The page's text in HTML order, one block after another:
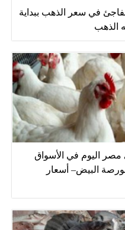
في سعر الذهب ببداية
الذهب
مصر اليوم في الأسواق
البيض– أسعار